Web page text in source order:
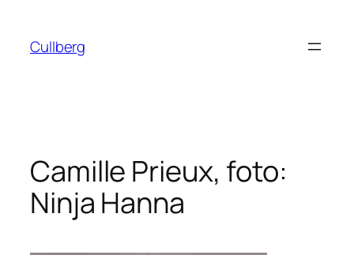
innehåll
Cullberg
Camille Prieux, foto:
Ninja Hanna